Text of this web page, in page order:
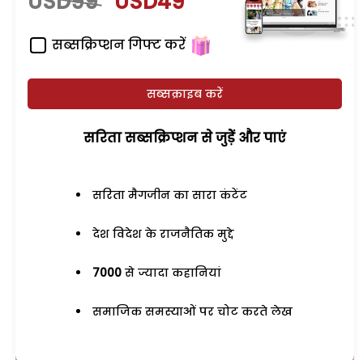
सब्सक्रिप्शन गिफ्ट करें
सब्सक्राइब करें
सरिता सब्सक्रिप्शन से जुड़ेें और पाएं
सरिता मैगजीन का सारा कंटेंट
देश विदेश के राजनैतिक मुद्दे
7000 से ज्यादा कहानियां
समाजिक समस्याओं पर चोट करते लेख